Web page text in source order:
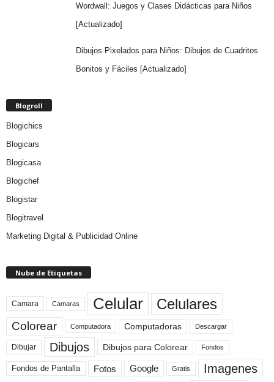
Wordwall: Juegos y Clases Didácticas para Niños
[Actualizado]
Dibujos Pixelados para Niños: Dibujos de Cuadritos
Bonitos y Fáciles [Actualizado]
Blogroll
Blogichics
Blogicars
Blogicasa
Blogichef
Blogistar
Blogitravel
Marketing Digital & Publicidad Online
Nube de Etiquetas
Camara Camaras Celular Celulares
Colorear Computadora Computadoras Descargar
Dibujar Dibujos Dibujos para Colorear Fondos
Fondos de Pantalla Fotos Google Gratis Imagenes